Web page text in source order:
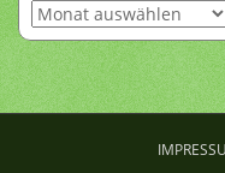
Archiv